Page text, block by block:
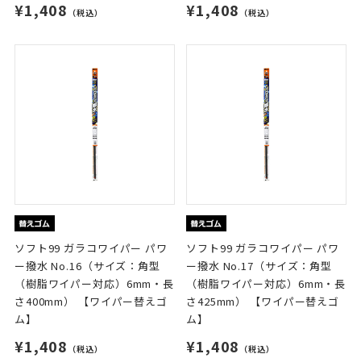
¥1,408 （税込） ¥1,408 （税込）
ソフト99 ガラコワイパー パワ
ー撥水 No.16（サイズ：角型
（樹脂ワイパー対応）6mm・長
さ400mm） 【ワイパー替えゴ
ム】
¥1,408 （税込）
ソフト99 ガラコワイパー パワ
ー撥水 No.17（サイズ：角型
（樹脂ワイパー対応）6mm・長
さ425mm） 【ワイパー替えゴ
ム】
¥1,408 （税込）